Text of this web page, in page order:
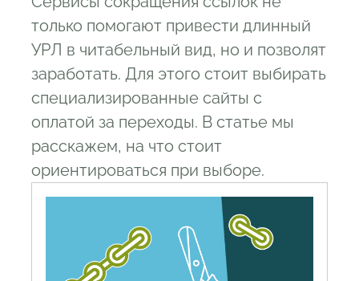
2.5 To click
Bit do
Cutt us
2.8 Tinyurl com
2.9 Clck ru
2.10 Goo su
2.11 Is gd
lnnkin com
Сокращение ссылок за которые
только помогают привести длинный
УРЛ в читабельный вид, но и позволят
заработать. Для этого стоит выбирать
специализированные сайты с
оплатой за переходы. В статье мы
расскажем, на что стоит
ориентироваться при выборе.